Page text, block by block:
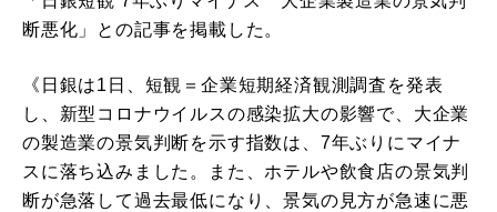
断悪化」との記事を掲載した。
《日銀は1日、短観＝企業短期経済観測調査を発表
し、新型コロナウイルスの感染拡大の影響で、大企業
の製造業の景気判断を示す指数は、7年ぶりにマイナ
スに落ち込みました。また、ホテルや飲食店の景気判
断が急落して過去最低になり、景気の見方が急速に悪